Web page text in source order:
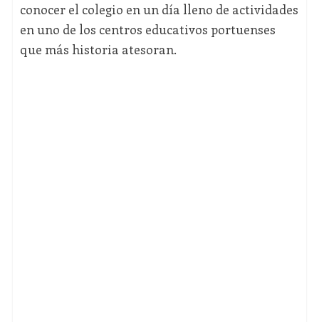
conocer el colegio en un día lleno de actividades
en uno de los centros educativos portuenses
que más historia atesoran.